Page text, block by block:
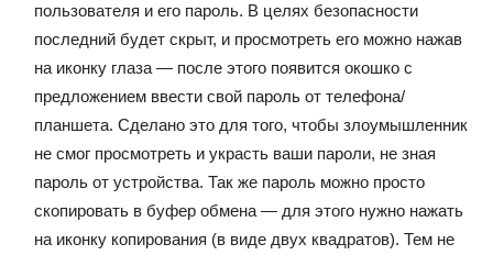
пользователя и его пароль. В целях безопасности
последний будет скрыт, и просмотреть его можно нажав
на иконку глаза — после этого появится окошко с
предложением ввести свой пароль от телефона/
планшета. Сделано это для того, чтобы злоумышленник
не смог просмотреть и украсть ваши пароли, не зная
пароль от устройства. Так же пароль можно просто
скопировать в буфер обмена — для этого нужно нажать
на иконку копирования (в виде двух квадратов). Тем не